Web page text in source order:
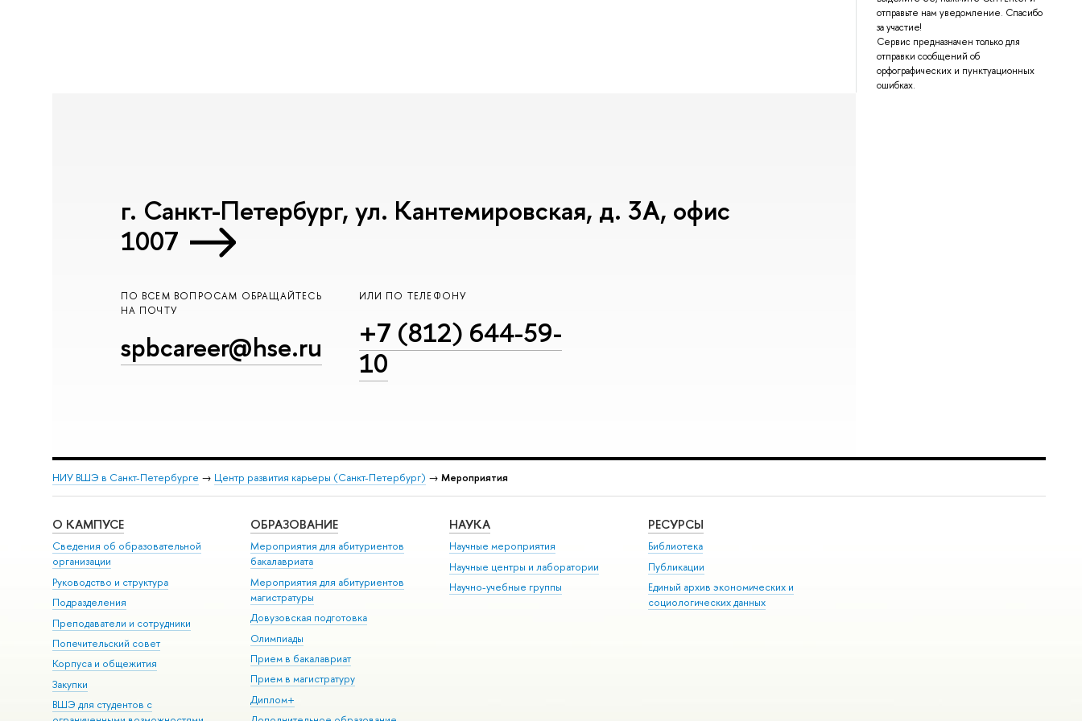
отправьте нам уведомление. Спасибо
за участие!
Сервис предназначен только для
отправки сообщений об
орфографических и пунктуационных
ошибках.
г. Санкт-Петербург, ул. Кантемировская, д. 3А, офис
1007
ПО ВСЕМ ВОПРОСАМ ОБРАЩАЙТЕСЬ
НА ПОЧТУ
spbcareer@hse.ru
ИЛИ ПО ТЕЛЕФОНУ
+7 (812) 644-59-
10
НИУ ВШЭ в Санкт-Петербурге → Центр развития карьеры (Санкт-Петербург) → Мероприятия
О КАМПУСЕ
Сведения об образовательной
организации
Руководство и структура
Подразделения
Преподаватели и сотрудники
Попечительский совет
Корпуса и общежития
Закупки
ВШЭ для студентов с
ОБРАЗОВАНИЕ
Мероприятия для абитуриентов
бакалавриата
Мероприятия для абитуриентов
магистратуры
Довузовская подготовка
Олимпиады
Прием в бакалавриат
Прием в магистратуру
Диплом+
НАУКА
Научные мероприятия
Научные центры и лаборатории
Научно-учебные группы
РЕСУРСЫ
Библиотека
Публикации
Единый архив экономических и
социологических данных